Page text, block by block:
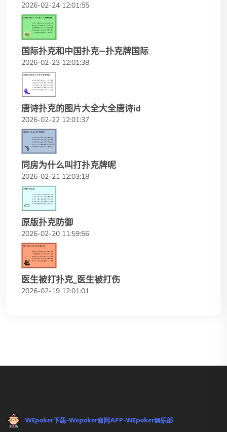
2026-02-24 12:01:55
国际扑克和中国扑克—扑克牌国际
2026-02-23 12:01:38
唐诗扑克的图片大全大全唐诗id
2026-02-22 12:01:37
同房为什么叫打扑克牌呢
2026-02-21 12:03:18
原版扑克防御
2026-02-20 11:59:56
医生被打扑克_医生被打伤
2026-02-19 12:01:01